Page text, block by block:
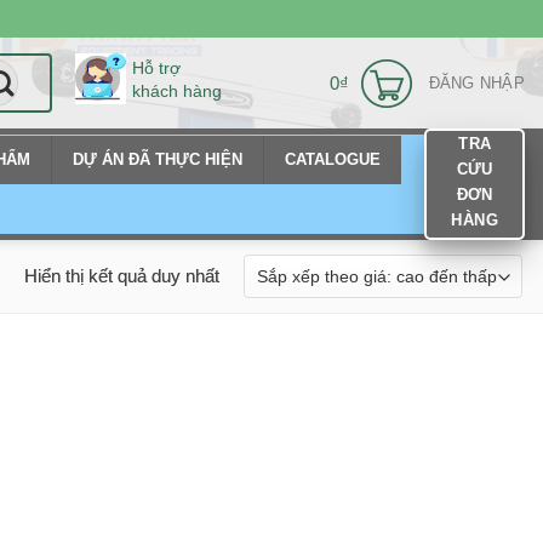
Hỗ trợ
khách hàng
0₫ ĐĂNG NHẬP
DỰ ÁN ĐÃ THỰC HIỆN CATALOGUE
TRA
CỨU
ĐƠN
HÀNG
Hiển thị kết quả duy nhất